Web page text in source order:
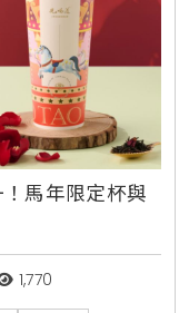
馬年限定杯與
1,770